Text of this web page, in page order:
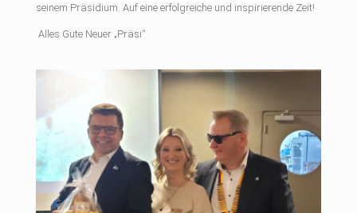
seinem Präsidium. Auf eine erfolgreiche und inspirierende Zeit!
Alles Gute Neuer „Präsi“